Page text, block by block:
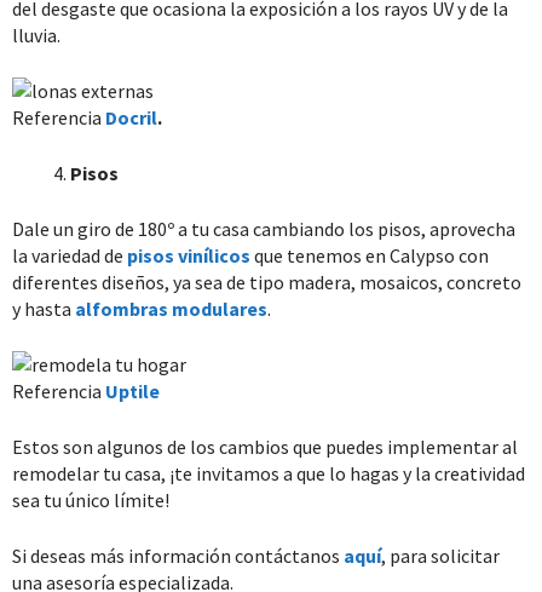
del desgaste que ocasiona la exposición a los rayos UV y de la
lluvia.
Referencia Docril.
Pisos
Dale un giro de 180º a tu casa cambiando los pisos, aprovecha
la variedad de pisos vinílicos que tenemos en Calypso con
diferentes diseños, ya sea de tipo madera, mosaicos, concreto
y hasta alfombras modulares.
Referencia Uptile
Estos son algunos de los cambios que puedes implementar al
remodelar tu casa, ¡te invitamos a que lo hagas y la creatividad
sea tu único límite!
Si deseas más información contáctanos aquí, para solicitar
una asesoría especializada.